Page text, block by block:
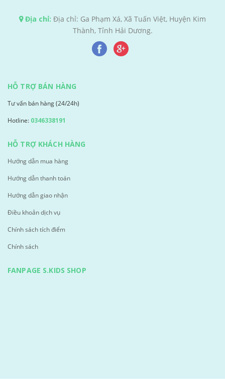
Địa chỉ: Địa chỉ: Ga Phạm Xá, Xã Tuấn Việt, Huyện Kim
Thành, Tỉnh Hải Dương.
HỖ TRỢ BÁN HÀNG
Tư vấn bán hàng (24/24h)
Hotline: 0346338191
HỖ TRỢ KHÁCH HÀNG
Hướng dẫn mua hàng
Hướng dẫn thanh toán
Hướng dẫn giao nhận
Điều khoản dịch vụ
Chính sách tích điểm
Chính sách
FANPAGE S.KIDS SHOP